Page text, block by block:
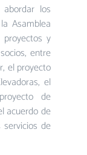
los
Asamblea
y
entre
el proyecto
el
de
acuerdo de
de